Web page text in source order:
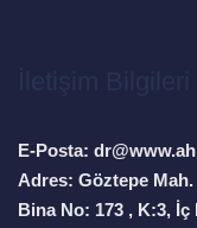
E-Posta:
Adres: Göztepe
Bina No: 173 , K:3, İç